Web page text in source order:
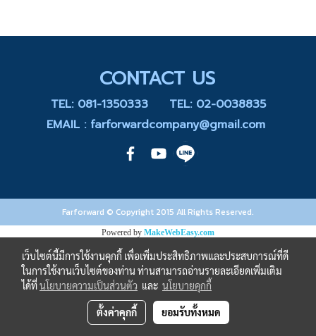
CONTACT US
TEL: 081-1350333
TEL: 02-0038835
EMAIL : farforwardcompany@gmail.com
Farforward © Copyright 2015 All Rights Reserved.
Powered by MakeWebEasy.com
เว็บไซต์นี้มีการใช้งานคุกกี้ เพื่อเพิ่มประสิทธิภาพและประสบการณ์ที่ดี
ในการใช้งานเว็บไซต์ของท่าน ท่านสามารถอ่านรายละเอียดเพิ่มเติม
ได้ที่นโยบายความเป็นส่วนตัว และ นโยบายคุกกี้
ตั้งค่าคุกกี้ ยอมรับทั้งหมด